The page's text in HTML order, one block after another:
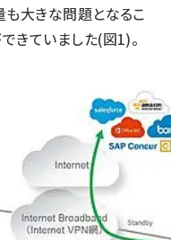
も大きな問題となるこ
きていました(図1)。